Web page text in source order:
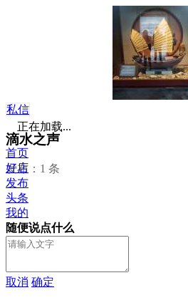
私信
滴水之声
发布：1 条
正在加载...
首页
好店
发布
头条
我的
随便说点什么
取消 确定